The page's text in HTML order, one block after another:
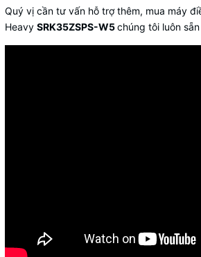
Quý vị cần tư vấn hỗ trợ thêm, mua máy
Heavy SRK35ZSPS-W5chúng tôi luôn